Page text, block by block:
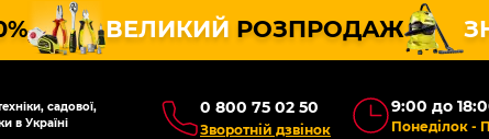
ВЕЛИКИЙ РОЗПРОДАЖ
садової,
в Україні
0 800 75 02 50
Зворотній дзвінок
9:00 до
Понеділок -